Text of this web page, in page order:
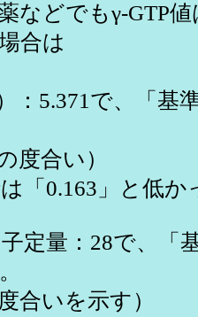
どでもγ-GTP値
合は
：5.371で、「基
合い）
0.163」と低か
定量：28で、「
いを示す）